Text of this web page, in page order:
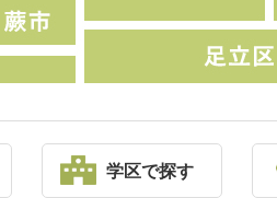
学区で探す